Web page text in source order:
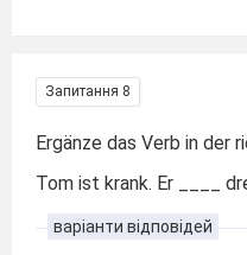
Запитання 8
Ergänze das Verb in der
Tom ist krank. Er ____
варіанти відповідей